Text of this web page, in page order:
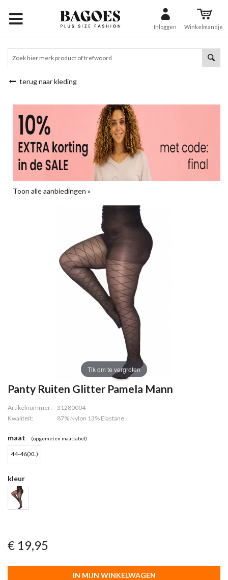
Inloggen Winkelmandje
terug naar kleding
Toon alle aanbiedingen »
Tik om te vergroten
Panty Ruiten Glitter Pamela Mann
Artikelnummer:
31280004
Kwaliteit:
87% Nylon 13% Elastane
maat (opgemeten maattabel)
44-46(XL)
kleur
€ 19,95
IN MIJN WINKELWAGEN